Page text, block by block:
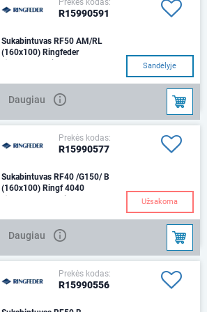
Prekės kodas:
R15990591
Sukabintuvas RF50 AM/RL
(160x100) Ringfeder
Ø 50 mmSvoris - 47,6
160x100 mm Atidaromas oro
kamera D (kN) vertė -
Sandėlyje
Daugiau
Prekės kodas:
R15990577
Sukabintuvas RF40 /G150/ B
(160x100) Ringf 4040
Ø 40 mmMontavimas 160 x 100
Atidarymo svirtis - žemyn
Užsakoma
Daugiau
Prekės kodas:
R15990556